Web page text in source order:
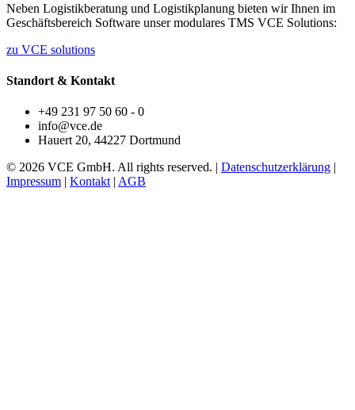
Neben Logistikberatung und Logistikplanung bieten wir Ihnen im
Geschäftsbereich Software unser modulares TMS VCE Solutions:
zu VCE solutions
Standort & Kontakt
+49 231 97 50 60 - 0
info@vce.de
Hauert 20, 44227 Dortmund
© 2026 VCE GmbH. All rights reserved. | Datenschutzerklärung |
Impressum | Kontakt | AGB